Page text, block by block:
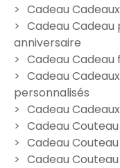
Couteau gravé
tire-bouchon en
Modèle Boussole
24,90 €
Cadeau
Cadeau Cadeau
anniversaire
Cadeau
Cadeau
personnalisés
Cadeau
Cadeau
Cadeau
Cadeau